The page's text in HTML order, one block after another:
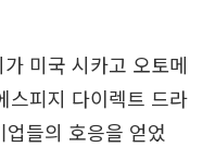
미국 시카고 오토메
스피지 다이렉트 드라
들의 호응을 얻었